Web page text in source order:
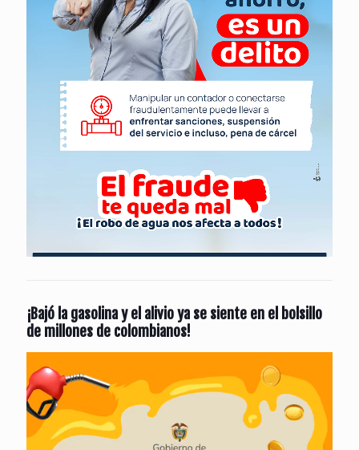
¡Bajó la gasolina y el alivio ya se siente en el bolsillo
de millones de colombianos!
de
vídeo